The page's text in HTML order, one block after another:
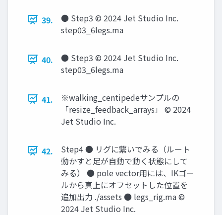
39.
● Step3 © 2024 Jet Studio Inc.
step03_6legs.ma
40.
● Step3 © 2024 Jet Studio Inc.
step03_6legs.ma
41.
※walking_centipedeサンプルの
「resize_feedback_arrays」 © 2024
Jet Studio Inc.
42.
Step4 ● リグに繋いでみる（ルート
動かすと足が自動で動く状態にして
みる） ● pole vector用には、IKゴー
ルから真上にオフセットした位置を
追加出力 ./assets ● legs_rig.ma ©
2024 Jet Studio Inc.